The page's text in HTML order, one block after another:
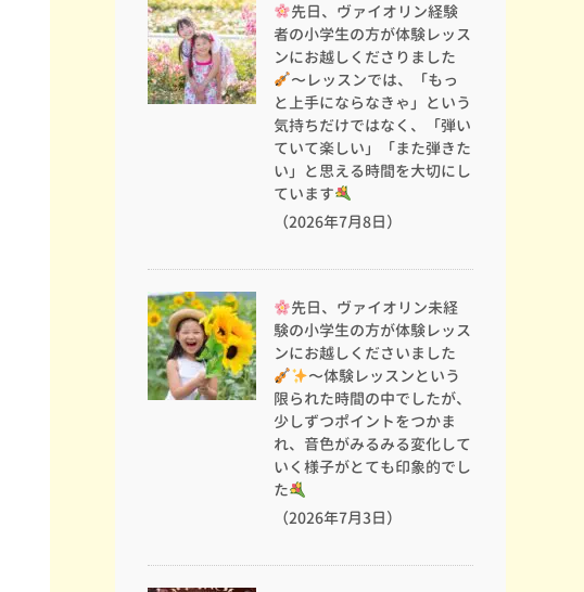
先日、ヴァイオリン経験
者の小学生の方が体験レッス
ンにお越しくださりました
〜レッスンでは、「もっ
と上手にならなきゃ」という
気持ちだけではなく、「弾い
ていて楽しい」「また弾きた
い」と思える時間を大切にし
ています
（2026年7月8日）
先日、ヴァイオリン未経
験の小学生の方が体験レッス
ンにお越しくださいました
〜体験レッスンという
限られた時間の中でしたが、
少しずつポイントをつかま
れ、音色がみるみる変化して
いく様子がとても印象的でし
た
（2026年7月3日）